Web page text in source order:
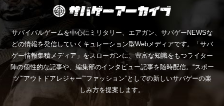
サバイバルゲームを中心にミリタリー、エアガン、サバゲーNEWSな
どの情報を発信していくキュレーション型Webメディアです。「サバ
ゲー情報集積メディア」をスローガンに、豊富な知識をもつライター
陣の個性的な記事や、編集部のインタビュー記事を随時配信。“スポー
ツ”“アウトドアレジャー”“ファッション”としての新しいサバゲーの楽
しみ方を提案します。